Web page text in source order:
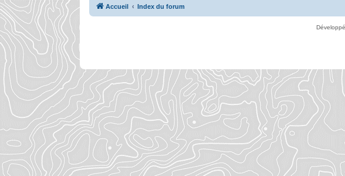
Accueil Index du forum